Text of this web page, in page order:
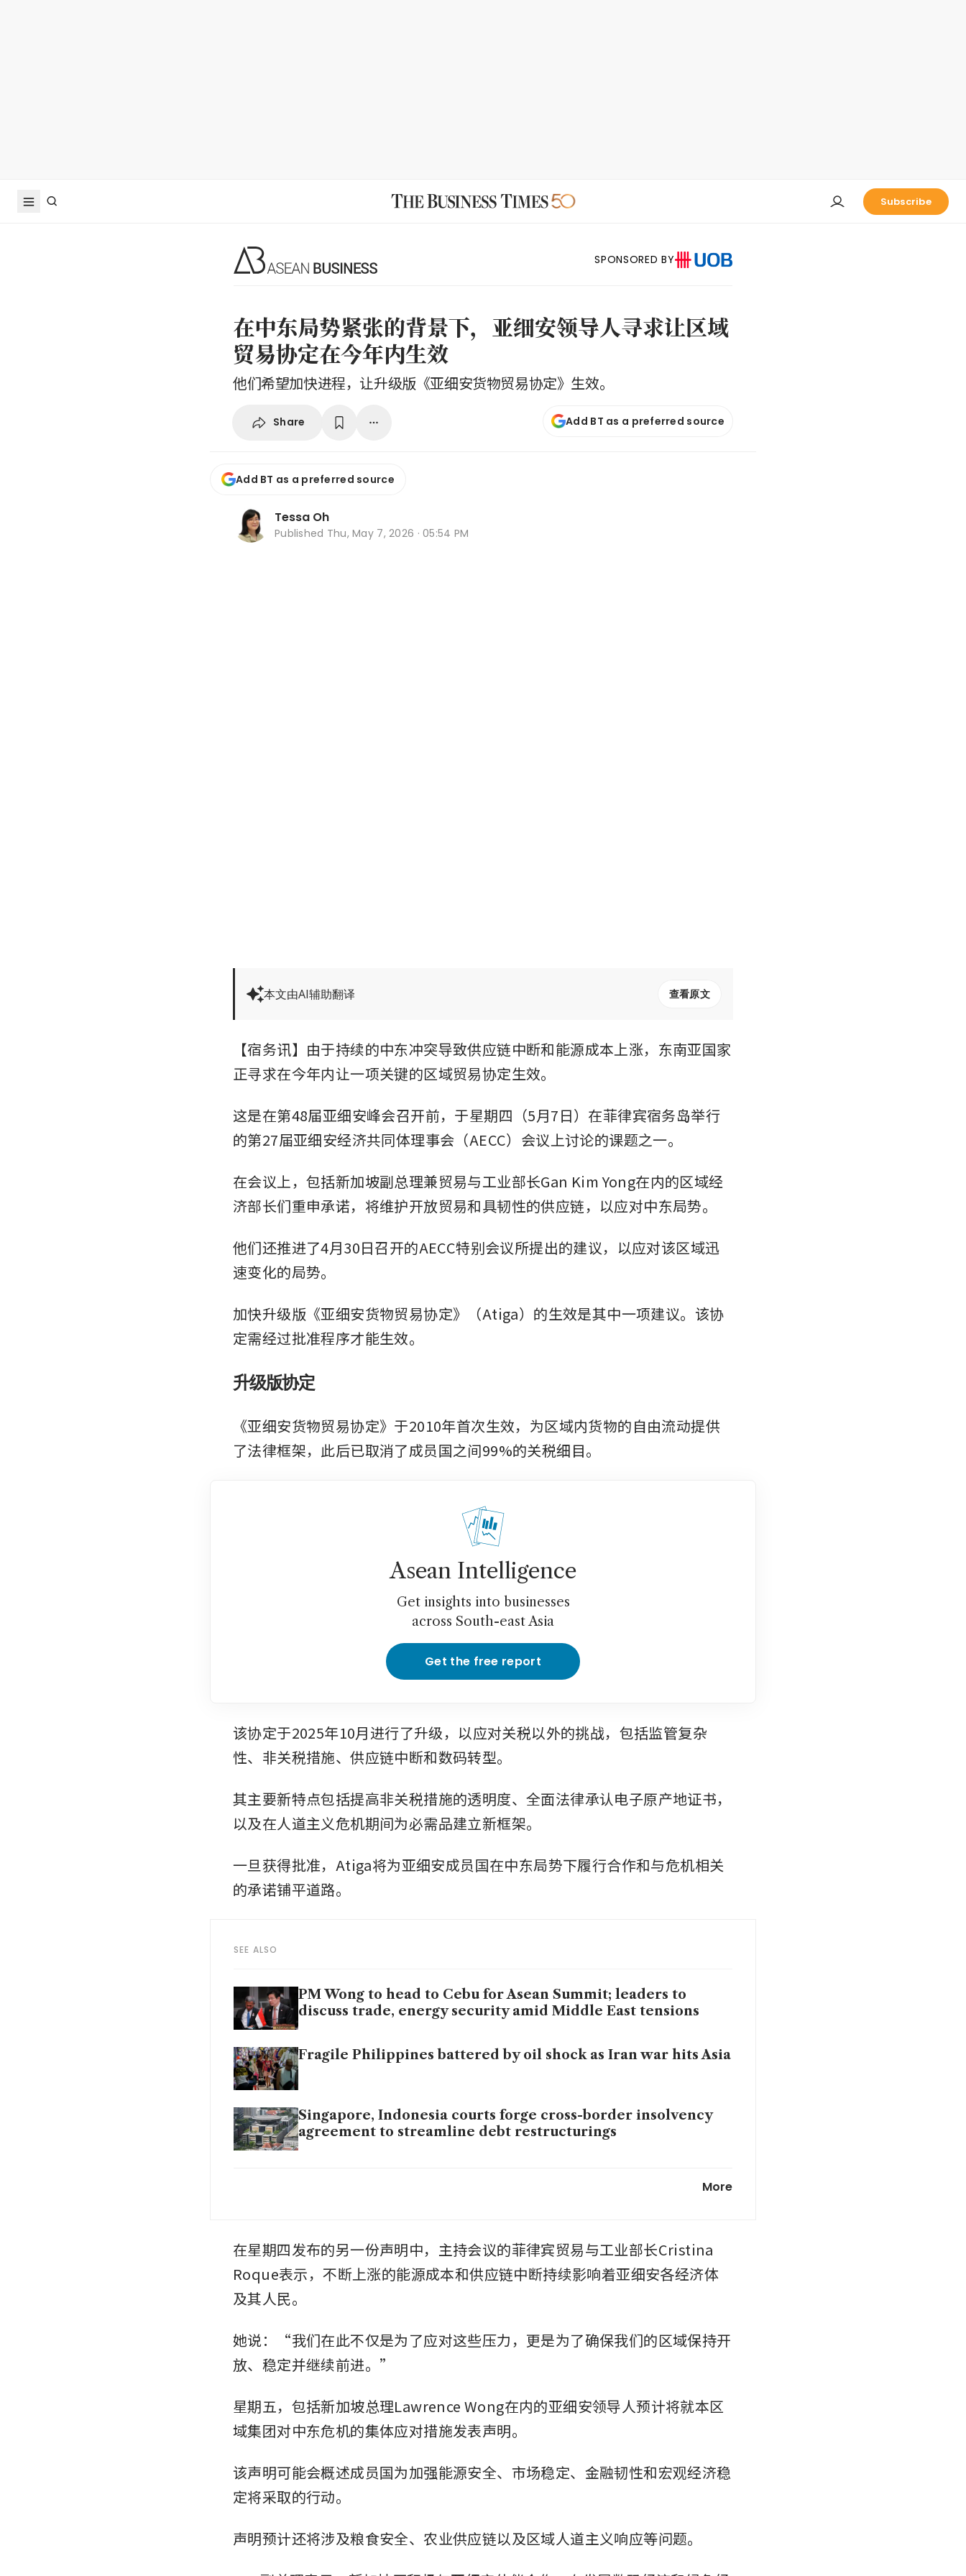
Subscribe
SPONSORED BY
在中东局势紧张的背景下，亚细安领导人寻求让区域
贸易协定在今年内生效
他们希望加快进程，让升级版《亚细安货物贸易协定》生效。
Share Add BT as a preferred source
Add BT as a preferred source
Tessa Oh
Published Thu, May 7, 2026 · 05:54 PM
本文由AI辅助翻译 查看原文
【宿务讯】由于持续的中东冲突导致供应链中断和能源成本上涨，东南亚国家
正寻求在今年内让一项关键的区域贸易协定生效。
这是在第48届亚细安峰会召开前，于星期四（5月7日）在菲律宾宿务岛举行
的第27届亚细安经济共同体理事会（AECC）会议上讨论的课题之一。
在会议上，包括新加坡副总理兼贸易与工业部长Gan Kim Yong在内的区域经
济部长们重申承诺，将维护开放贸易和具韧性的供应链，以应对中东局势。
他们还推进了4月30日召开的AECC特别会议所提出的建议，以应对该区域迅
速变化的局势。
加快升级版《亚细安货物贸易协定》（Atiga）的生效是其中一项建议。该协
定需经过批准程序才能生效。
升级版协定
《亚细安货物贸易协定》于2010年首次生效，为区域内货物的自由流动提供
了法律框架，此后已取消了成员国之间99%的关税细目。
Asean Intelligence
Get insights into businesses
across South-east Asia
Get the free report
该协定于2025年10月进行了升级，以应对关税以外的挑战，包括监管复杂
性、非关税措施、供应链中断和数码转型。
其主要新特点包括提高非关税措施的透明度、全面法律承认电子原产地证书，
以及在人道主义危机期间为必需品建立新框架。
一旦获得批准，Atiga将为亚细安成员国在中东局势下履行合作和与危机相关
的承诺铺平道路。
SEE ALSO
PM Wong to head to Cebu for Asean Summit; leaders to
discuss trade, energy security amid Middle East tensions
Fragile Philippines battered by oil shock as Iran war hits Asia
Singapore, Indonesia courts forge cross-border insolvency
agreement to streamline debt restructurings
More
在星期四发布的另一份声明中，主持会议的菲律宾贸易与工业部长Cristina
Roque表示，不断上涨的能源成本和供应链中断持续影响着亚细安各经济体
及其人民。
她说：“我们在此不仅是为了应对这些压力，更是为了确保我们的区域保持开
放、稳定并继续前进。”
星期五，包括新加坡总理Lawrence Wong在内的亚细安领导人预计将就本区
域集团对中东危机的集体应对措施发表声明。
该声明可能会概述成员国为加强能源安全、市场稳定、金融韧性和宏观经济稳
定将采取的行动。
声明预计还将涉及粮食安全、农业供应链以及区域人道主义响应等问题。